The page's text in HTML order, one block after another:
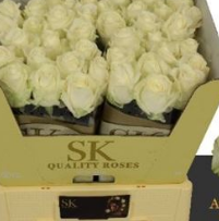
Wählen Sie zuerst ein